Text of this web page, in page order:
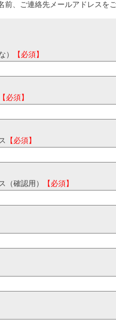
前、ご連絡先メールアドレスを
） 【必須】
【必須】
【必須】
（確認用） 【必須】